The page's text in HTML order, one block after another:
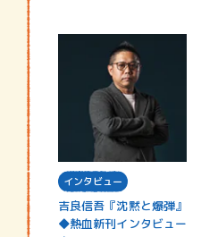
インタビュー
吉良信吾『沈黙と爆弾』
◆熱血新刊インタビュー